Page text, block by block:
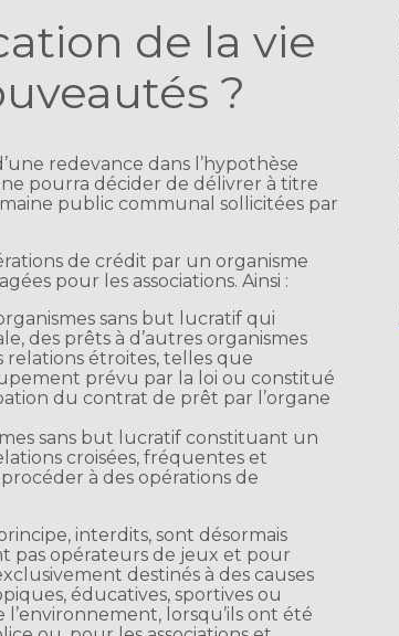
de la vie
?
redevance dans l’hypothèse
pourra décider de délivrer à titre
public communal sollicitées par
de crédit par un organisme
pour les associations. Ainsi :
sans but lucratif qui
des prêts à d’autres organismes
étroites, telles que
prévu par la loi ou constitué
du contrat de prêt par l’organe
sans but lucratif constituant un
croisées, fréquentes et
à des opérations de
interdits, sont désormais
pas opérateurs de jeux et pour
destinés à des causes
éducatives, sportives ou
lorsqu’ils ont été